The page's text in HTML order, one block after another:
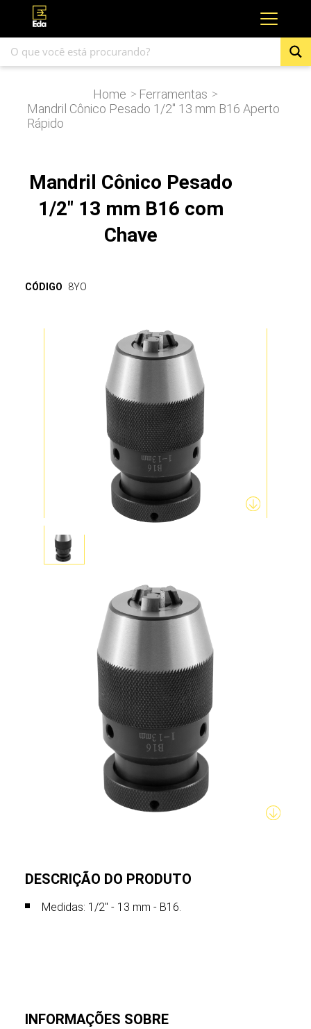
Home > Ferramentas >
Mandril Cônico Pesado 1/2″ 13 mm B16 Aperto
Rápido
Mandril Cônico Pesado
1/2" 13 mm B16 com
Chave
CÓDIGO 8YO
DESCRIÇÃO DO PRODUTO
Medidas: 1/2" - 13 mm - B16.
INFORMAÇÕES SOBRE